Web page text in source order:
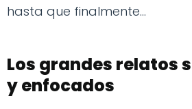
hasta que finalmente...
Los grandes relatos
y enfocados